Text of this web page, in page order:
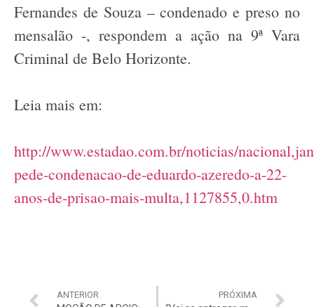
Fernandes de Souza – condenado e preso no
mensalão -, respondem a ação na 9ª Vara
Criminal de Belo Horizonte.
Leia mais em:
http://www.estadao.com.br/noticias/
pede-condenacao-de-eduardo-azeredo-a-22-
anos-de-prisao-mais-multa,1127855,0.htm
ANTERIOR PRÓXIMA